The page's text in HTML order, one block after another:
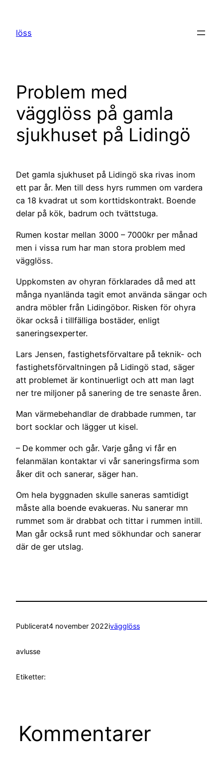
innehåll
löss
Problem med
vägglöss på gamla
sjukhuset på Lidingö
Det gamla sjukhuset på Lidingö ska rivas inom
ett par år. Men till dess hyrs rummen om vardera
ca 18 kvadrat ut som korttidskontrakt. Boende
delar på kök, badrum och tvättstuga.
Rumen kostar mellan 3000 – 7000kr per månad
men i vissa rum har man stora problem med
vägglöss.
Uppkomsten av ohyran förklarades då med att
många nyanlända tagit emot använda sängar och
andra möbler från Lidingöbor. Risken för ohyra
ökar också i tillfälliga bostäder, enligt
saneringsexperter.
Lars Jensen, fastighetsförvaltare på teknik- och
fastighetsförvaltningen på Lidingö stad, säger
att problemet är kontinuerligt och att man lagt
ner tre miljoner på sanering de tre senaste åren.
Man värmebehandlar de drabbade rummen, tar
bort socklar och lägger ut kisel.
– De kommer och går. Varje gång vi får en
felanmälan kontaktar vi vår saneringsfirma som
åker dit och sanerar, säger han.
Om hela byggnaden skulle saneras samtidigt
måste alla boende evakueras. Nu sanerar mn
rummet som är drabbat och tittar i rummen intill.
Man går också runt med sökhundar och sanerar
där de ger utslag.
Publicerat4 november 2022ivägglöss
avlusse
Etiketter:
Kommentarer